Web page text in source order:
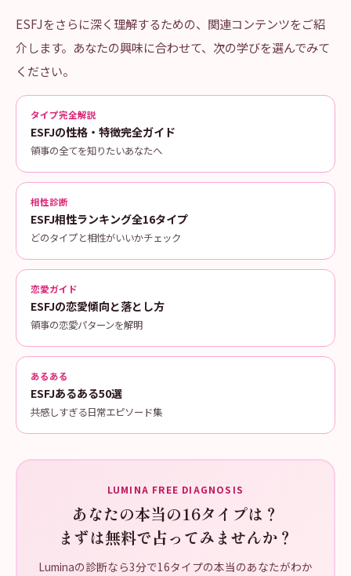
ESFJをさらに深く理解するための、関連コンテンツをご紹
介します。あなたの興味に合わせて、次の学びを選んでみて
ください。
タイプ完全解説
ESFJの性格・特徴完全ガイド
領事の全てを知りたいあなたへ
相性診断
ESFJ相性ランキング全16タイプ
どのタイプと相性がいいかチェック
恋愛ガイド
ESFJの恋愛傾向と落とし方
領事の恋愛パターンを解明
あるある
ESFJあるある50選
共感しすぎる日常エピソード集
LUMINA FREE DIAGNOSIS
あなたの本当の16タイプは？
まずは無料で占ってみませんか？
Luminaの診断なら3分で16タイプの本当のあなたがわか